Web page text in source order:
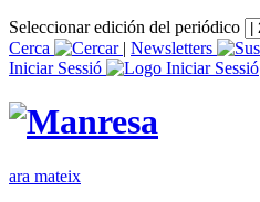
Seleccionar edición del periódico
Cerca
| Newsletters
Iniciar Sessió
ara mateix